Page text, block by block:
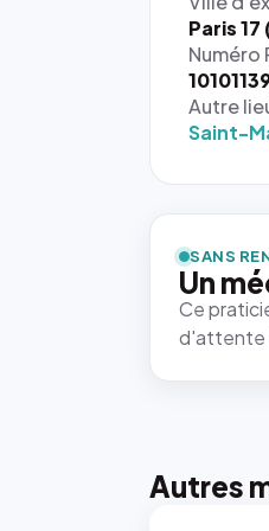
Paris 17
Numéro
Autre
Saint-
SANS
Un
Ce
d'attente
Autres
rendue par
`.profile-
picture`,
et un
rapport 1:1
qui reste
juste à
photo est
recadrée